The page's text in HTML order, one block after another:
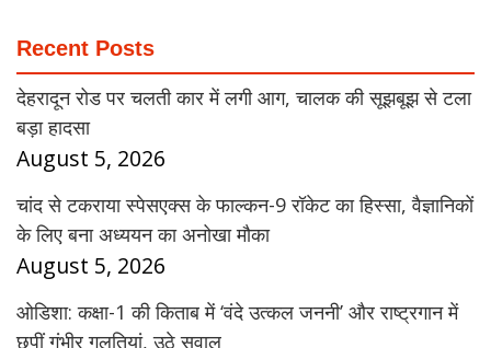
Recent Posts
देहरादून रोड पर चलती कार में लगी आग, चालक की सूझबूझ से टला
बड़ा हादसा
August 5, 2026
चांद से टकराया स्पेसएक्स के फाल्कन-9 रॉकेट का हिस्सा, वैज्ञानिकों
के लिए बना अध्ययन का अनोखा मौका
August 5, 2026
ओडिशा: कक्षा-1 की किताब में ‘वंदे उत्कल जननी’ और राष्ट्रगान में
छपीं गंभीर गलतियां, उठे सवाल